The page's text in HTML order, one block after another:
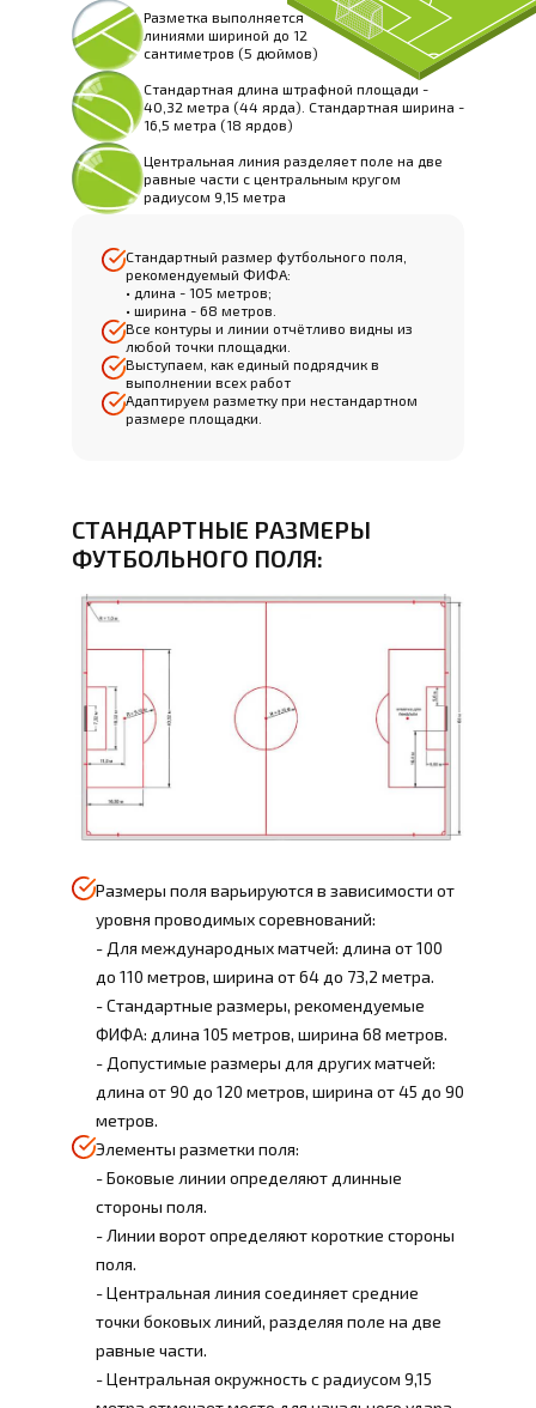
Разметка выполняется
линиями шириной до 12
сантиметров (5 дюймов)
Стандартная длина штрафной площади -
40,32 метра (44 ярда). Стандартная ширина -
16,5 метра (18 ярдов)
Центральная линия разделяет поле на две
равные части с центральным кругом
радиусом 9,15 метра
Стандартный размер футбольного поля,
рекомендуемый ФИФА:
• длина - 105 метров;
• ширина - 68 метров.
Все контуры и линии отчётливо видны из
любой точки площадки.
Выступаем, как единый подрядчик в
выполнении всех работ
Адаптируем разметку при нестандартном
размере площадки.
СТАНДАРТНЫЕ РАЗМЕРЫ
ФУТБОЛЬНОГО ПОЛЯ:
Размеры поля варьируются в зависимости от
уровня проводимых соревнований:
- Для международных матчей: длина от 100
до 110 метров, ширина от 64 до 73,2 метра.
- Стандартные размеры, рекомендуемые
ФИФА: длина 105 метров, ширина 68 метров.
- Допустимые размеры для других матчей:
длина от 90 до 120 метров, ширина от 45 до 90
метров.
Элементы разметки поля:
- Боковые линии определяют длинные
стороны поля.
- Линии ворот определяют короткие стороны
поля.
- Центральная линия соединяет средние
точки боковых линий, разделяя поле на две
равные части.
- Центральная окружность с радиусом 9,15